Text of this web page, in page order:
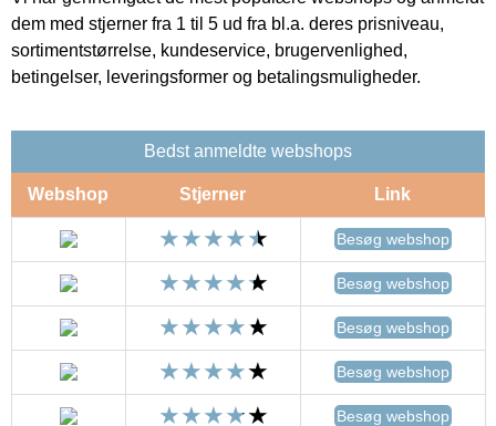
dem med stjerner fra 1 til 5 ud fra bl.a. deres prisniveau,
sortimentstørrelse, kundeservice, brugervenlighed,
betingelser, leveringsformer og betalingsmuligheder.
Bedst anmeldte webshops
Webshop Stjerner Link
Besøg webshop
Besøg webshop
Besøg webshop
Besøg webshop
Besøg webshop